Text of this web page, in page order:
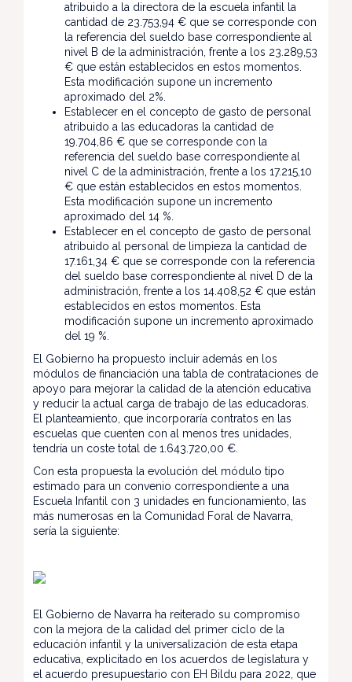
atribuido a la directora de la escuela infantil la
cantidad de 23.753,94 € que se corresponde con
la referencia del sueldo base correspondiente al
nivel B de la administración, frente a los 23.289,53
€ que están establecidos en estos momentos.
Esta modificación supone un incremento
aproximado del 2%.
Establecer en el concepto de gasto de personal
atribuido a las educadoras la cantidad de
19.704,86 € que se corresponde con la
referencia del sueldo base correspondiente al
nivel C de la administración, frente a los 17.215,10
€ que están establecidos en estos momentos.
Esta modificación supone un incremento
aproximado del 14 %.
Establecer en el concepto de gasto de personal
atribuido al personal de limpieza la cantidad de
17.161,34 € que se corresponde con la referencia
del sueldo base correspondiente al nivel D de la
administración, frente a los 14.408,52 € que están
establecidos en estos momentos. Esta
modificación supone un incremento aproximado
del 19 %.
El Gobierno ha propuesto incluir además en los
módulos de financiación una tabla de contrataciones de
apoyo para mejorar la calidad de la atención educativa
y reducir la actual carga de trabajo de las educadoras.
El planteamiento, que incorporaría contratos en las
escuelas que cuenten con al menos tres unidades,
tendría un coste total de 1.643.720,00 €.
Con esta propuesta la evolución del módulo tipo
estimado para un convenio correspondiente a una
Escuela Infantil con 3 unidades en funcionamiento, las
más numerosas en la Comunidad Foral de Navarra,
sería la siguiente:
El Gobierno de Navarra ha reiterado su compromiso
con la mejora de la calidad del primer ciclo de la
educación infantil y la universalización de esta etapa
educativa, explicitado en los acuerdos de legislatura y
el acuerdo presupuestario con EH Bildu para 2022, que